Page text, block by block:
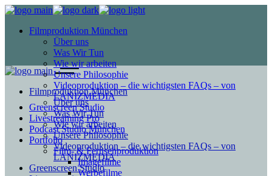
Filmproduktion München
Über uns
Was Wir Tun
Wie wir arbeiten
Unsere Philosophie
Videoproduktion – die wichtigsten FAQs – von
LANIZMEDIA
Greenscreen Studio
Livestreaming Pro
Podcast Studio München
Portfolio
Film- & Fernsehproduktion
Imagefilme
Werbefilme
Filmproduktion München
Über uns
Was Wir Tun
Wie wir arbeiten
Unsere Philosophie
Videoproduktion – die wichtigsten FAQs – von
LANIZMEDIA
Greenscreen Studio